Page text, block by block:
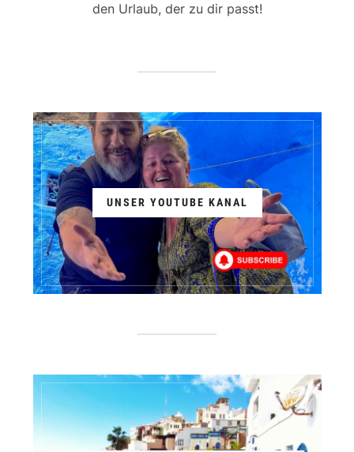
den Urlaub, der zu dir passt!
UNSER YOUTUBE KANAL